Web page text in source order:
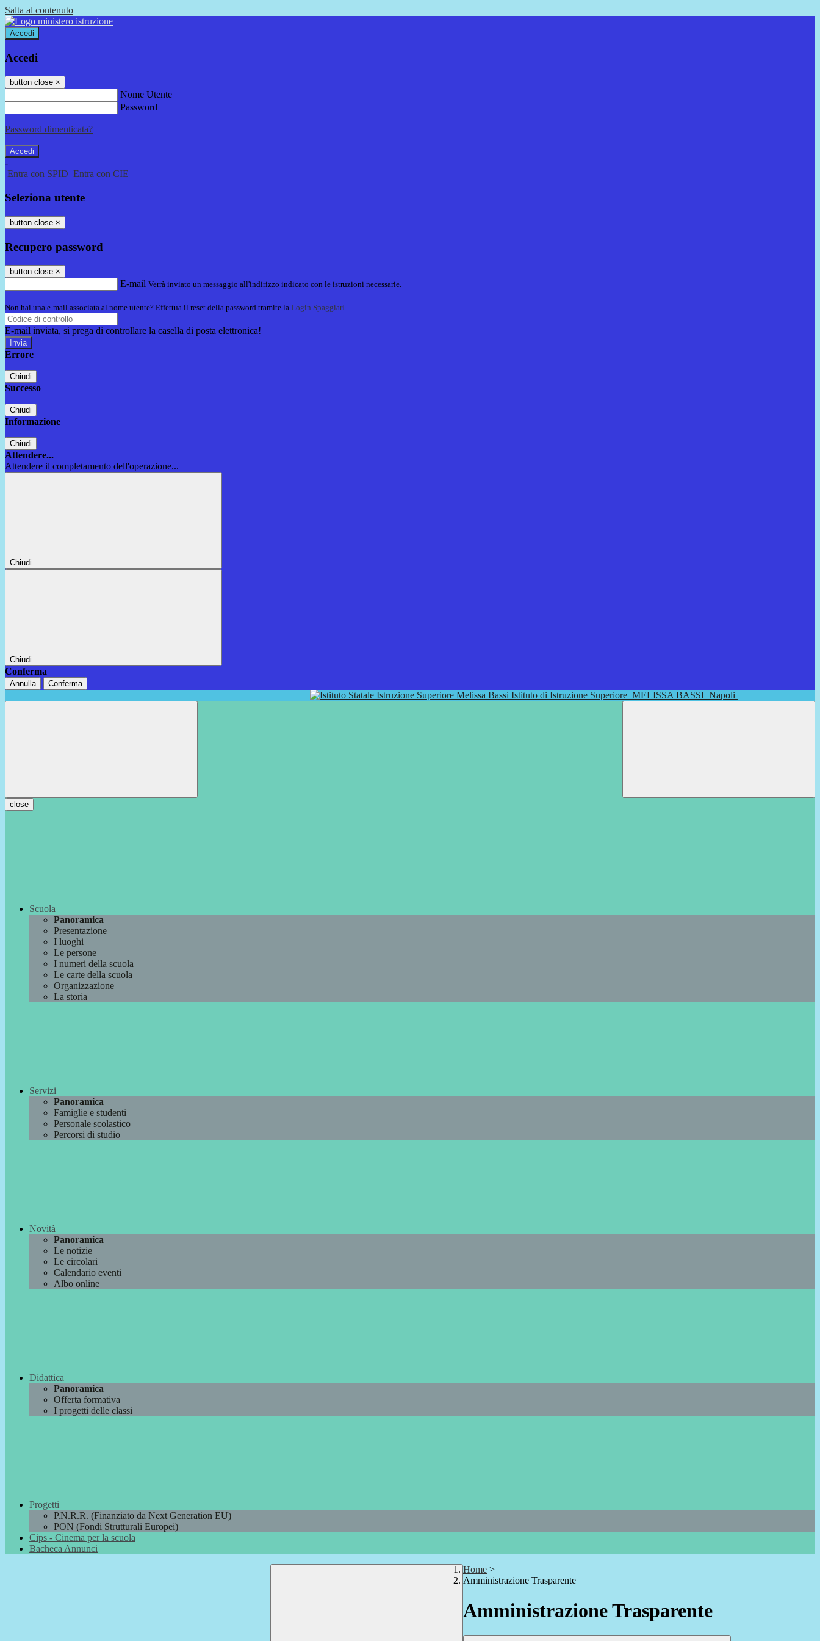
Salta al contenuto
Accedi
Accedi
button close ×
Nome Utente
Password
Password dimenticata?
-
Entra con SPID Entra con CIE
Seleziona utente
button close ×
Recupero password
button close ×
E-mail Verrà inviato un messaggio all'indirizzo indicato con le istruzioni necessarie.
Non hai una e-mail associata al nome utente? Effettua il reset della password tramite la Login Spaggiari
E-mail inviata, si prega di controllare la casella di posta elettronica!
Errore
Chiudi
Successo
Chiudi
Informazione
Chiudi
Attendere...
Attendere il completamento dell'operazione...
Chiudi
Chiudi
Conferma
Annulla Conferma
Istituto di Istruzione Superiore MELISSA BASSI Napoli
close
Scuola
Panoramica
Presentazione
I luoghi
Le persone
I numeri della scuola
Le carte della scuola
Organizzazione
La storia
Servizi
Panoramica
Famiglie e studenti
Personale scolastico
Percorsi di studio
Novità
Panoramica
Le notizie
Le circolari
Calendario eventi
Albo online
Didattica
Panoramica
Offerta formativa
I progetti delle classi
Progetti
P.N.R.R. (Finanziato da Next Generation EU)
PON (Fondi Strutturali Europei)
Cips - Cinema per la scuola
Bacheca Annunci
Home >
Amministrazione Trasparente
Amministrazione Trasparente